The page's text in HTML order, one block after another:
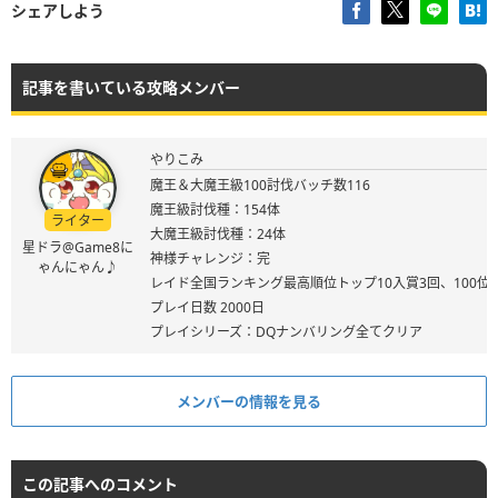
シェアしよう
記事を書いている攻略メンバー
ライター
星ドラ@Game8に
ゃんにゃん♪
やりこみ
魔王＆大魔王級100討伐バッチ数116
魔王級討伐種：154体
大魔王級討伐種：24体
神様チャレンジ：完
レイド全国ランキング最高順位トップ10入賞3回、100位
プレイ日数 2000日
プレイシリーズ：DQナンバリング全てクリア
メンバーの情報を見る
この記事へのコメント